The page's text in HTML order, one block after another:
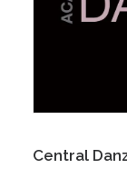
Central